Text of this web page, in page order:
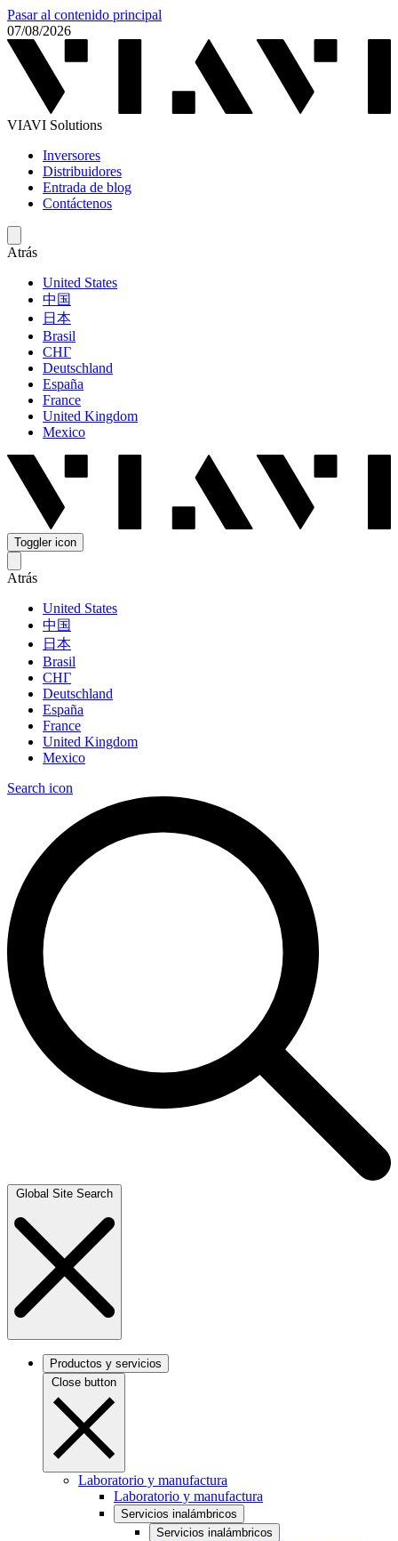
Pasar al contenido principal
07/08/2026
VIAVI Solutions
Inversores
Distribuidores
Entrada de blog
Contáctenos
Atrás
United States
中国
日本
Brasil
СНГ
Deutschland
España
France
United Kingdom
Mexico
Toggler icon
Atrás
United States
中国
日本
Brasil
СНГ
Deutschland
España
France
United Kingdom
Mexico
Search icon
Global Site Search
Productos y servicios
Close button
Laboratorio y manufactura
Laboratorio y manufactura
Servicios inalámbricos
Servicios inalámbricos